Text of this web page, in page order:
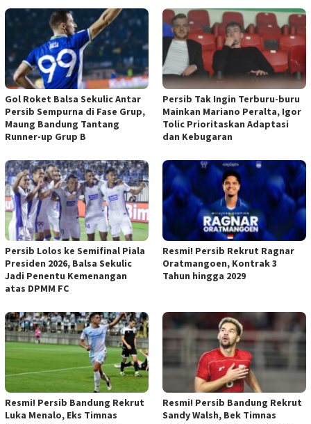
Gol Roket Balsa Sekulic Antar
Persib Sempurna di Fase Grup,
Maung Bandung Tantang
Runner-up Grup B
Persib Tak Ingin Terburu-buru
Mainkan Mariano Peralta, Igor
Tolic Prioritaskan Adaptasi
dan Kebugaran
Persib Lolos ke Semifinal Piala
Presiden 2026, Balsa Sekulic
Jadi Penentu Kemenangan
atas DPMM FC
Resmi! Persib Rekrut Ragnar
Oratmangoen, Kontrak 3
Tahun hingga 2029
Resmi! Persib Bandung Rekrut
Luka Menalo, Eks Timnas
Resmi! Persib Bandung Rekrut
Sandy Walsh, Bek Timnas